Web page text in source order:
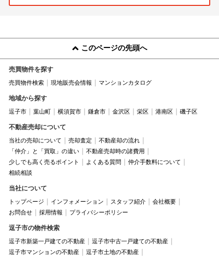
このページの先頭へ
売買物件を探す
売買物件検索 現地販売会情報 マンションカタログ
地域から探す
逗子市 葉山町 横須賀市 鎌倉市 金沢区 栄区 港南区 磯子区
不動産売却について
当社の売却について 売却査定
不動産却の流れ
「仲介」と「買取」の違い
不動産売却時の諸費用
少しでも高く売るポイント
よくある質問
仲介手数料について
相続相談
当社について
トップページ インフォメーション スタッフ紹介
会社概要
お問合せ
採用情報 プライバシーポリシー
逗子市の物件検索
逗子市新築一戸建ての不動産
逗子市中古一戸建ての不動産
逗子市マンションの不動産
逗子市土地の不動産